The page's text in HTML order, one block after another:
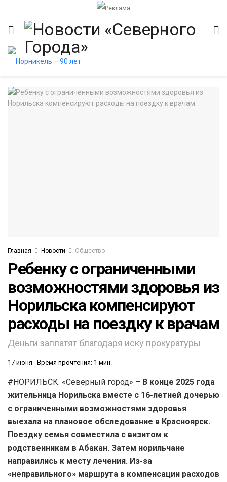
Главная Новости Общество
Ребенку с ограниченными
возможностями здоровья из
Норильска компенсируют
расходы на поездку к врачам
Деньги заплатят благодаря иску прокуратуры
17 июня Время прочтения: 1 мин.
#НОРИЛЬСК. «Северный город» – В конце 2025 года
жительница Норильска вместе с 16-летней дочерью
с ограниченными возможностями здоровья
выехала на плановое обследование в Красноярск.
Поездку семья совместила с визитом к
родственникам в Абакан. Затем норильчане
направились к месту лечения. Из-за
«неправильного» маршрута в компенсации расходов